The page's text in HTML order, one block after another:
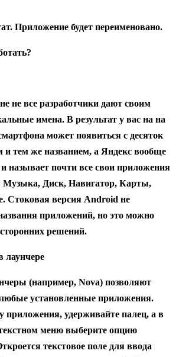
Приложение будет переименовано.
не все разработчики дают своим
имена. В результат у вас на на
может появиться с десяток
и тем же названием, а Яндекс вообще
и называет почти все свои приложения
Музыка, Диск, Навигатор, Карты,
Стоковая версия Android не
приложений, но это можно
решений.
лаунчере
(например, Nova) позволяют
установленные приложения.
приложения, удерживайте палец, а в
меню выберите опцию
текстовое поле для ввода